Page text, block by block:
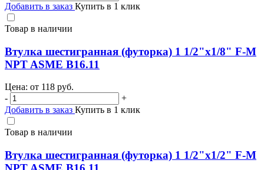
Добавить в заказ Купить в 1 клик
Товар в наличии
Втулка шестигранная (футорка) 1 1/2"х1/8" F-M
NPT ASME B16.11
Цена: от 118 руб.
-
+
Добавить в заказ Купить в 1 клик
Товар в наличии
Втулка шестигранная (футорка) 1 1/2"х1/2" F-M